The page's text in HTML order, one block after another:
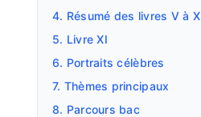
4. Résumé des livres V à X
5. Livre XI
6. Portraits célèbres
7. Thèmes principaux
8. Parcours bac